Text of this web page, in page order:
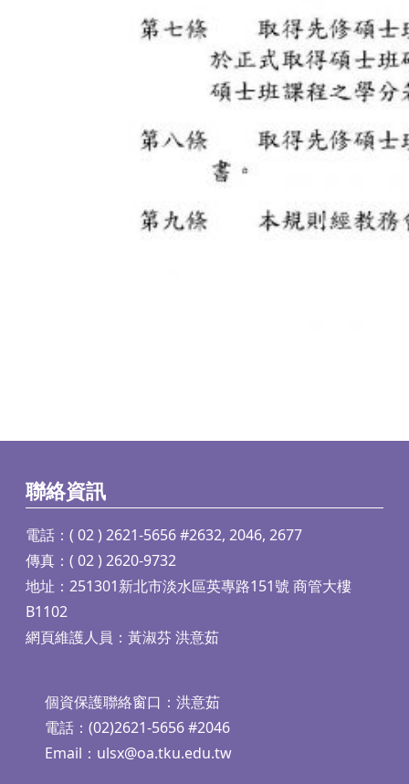
聯絡資訊
電話：( 02 ) 2621-5656 #2632, 2046, 2677
傳真：( 02 ) 2620-9732
地址：251301新北市淡水區英專路151號 商管大樓
B1102
網頁維護人員：黃淑芬 洪意茹
個資保護聯絡窗口：洪意茹
電話：(02)2621-5656 #2046
Email： ulsx@oa.tku.edu.tw